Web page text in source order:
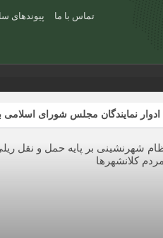
تماس با ما پیوندهای
مجلس شورای اسلامی به